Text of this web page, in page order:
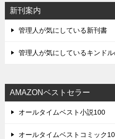
新刊案内
管理人が気にしている新刊書
管理人が気にしているキンド
AMAZONベストセラー
オールタイムベスト小説100
オールタイムベストコミック